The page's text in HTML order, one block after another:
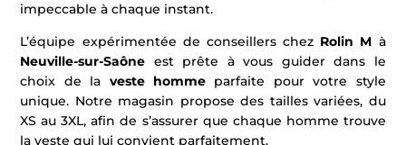
impeccable à chaque instant.
L’équipe expérimentée de conseillers chez Rolin M à
Neuville-sur-Saône est prête à vous guider dans le
choix de la veste homme parfaite pour votre style
unique. Notre magasin propose des tailles variées, du
XS au 3XL, afin de s’assurer que chaque homme trouve
la veste qui lui convient parfaitement.